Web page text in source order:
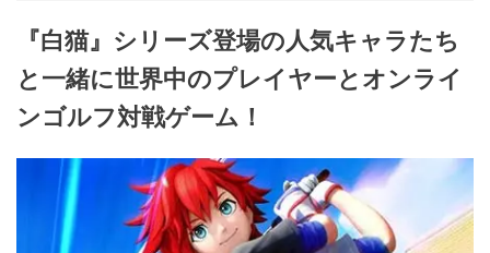
『白猫』シリーズ登場の人気キャラたち
と一緒に世界中のプレイヤーとオンライ
ンゴルフ対戦ゲーム！